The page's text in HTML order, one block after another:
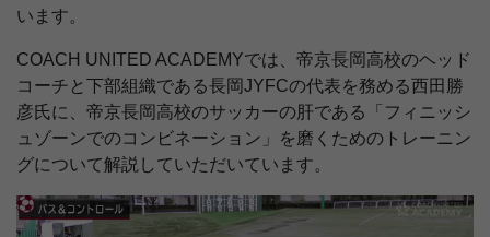
います。
COACH UNITED ACADEMYでは、帝京長岡高校のヘッド
コーチと下部組織である長岡JYFCの代表を務める西田勝
彦氏に、帝京長岡高校のサッカーの肝である「フィニッシ
ュゾーンでのコンビネーション」を磨くためのトレーニン
グについて解説していただいています。